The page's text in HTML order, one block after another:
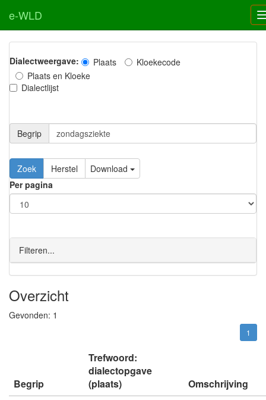
e-WLD
Dialectweergave: Plaats
Kloekecode
Plaats en Kloeke
Dialectlijst
Begrip
Zoek Herstel
Download
Per pagina
Filteren...
Overzicht
Gevonden: 1
1
Begrip
Trefwoord:
dialectopgave
(plaats)
Omschrijving